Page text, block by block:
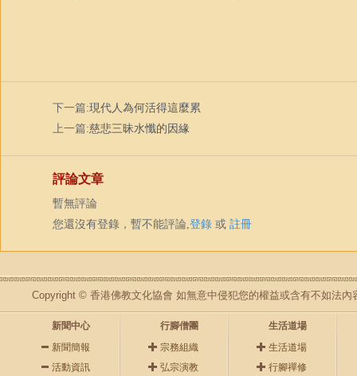
下一篇:現代人為何活得這麼累
上一篇:慈悲三昧水懺的因緣
評論文章
暫無評論
您還沒有登錄，暫不能評論,登錄 或 註冊
Copyright © 香港佛教文化協會 如無意中侵犯您的權益或含有不如法內
新聞中心
新聞簡報
活動資訊
行腳僧團
宗務組織
弘宗演教
生活道場
生活道場
行腳禪修